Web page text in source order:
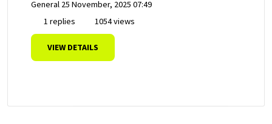
General 25 November, 2025 07:49
1 replies
1054 views
VIEW DETAILS